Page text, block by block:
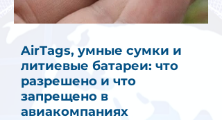
AirTags, умные сумки и
литиевые батареи: что
разрешено и что
запрещено в
авиакомпаниях